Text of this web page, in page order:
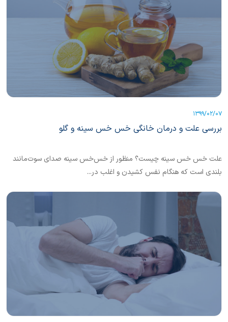
1399/02/07
بررسی علت و درمان خانگی خس خس سینه و گلو
علت خس خس سینه چیست؟ منظور از خس‌خس سینه صدای سوت‌مانند
بلندی است که هنگام نفس کشیدن و اغلب در...